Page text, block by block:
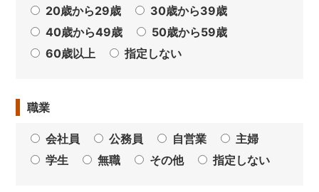
20歳から29歳
30歳から39歳
40歳から49歳
50歳から59歳
60歳以上
指定しない
職業
会社員 公務員 自営業
主婦
学生
無職 その他 指定しない